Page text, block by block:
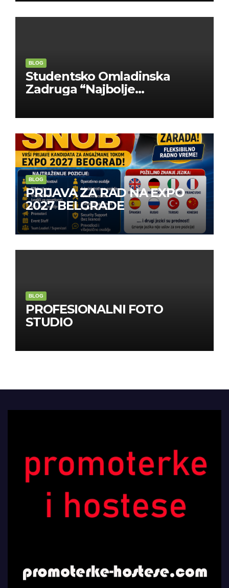
BLOG
Studentsko Omladinska
Zadruga “Najbolje
BLOG
PRIJAVA ZA RAD NA EXPO
2027 BELGRADE
BLOG
PROFESIONALNI FOTO
STUDIO